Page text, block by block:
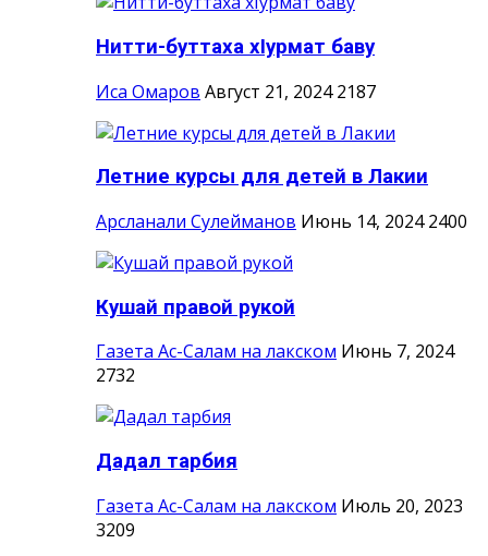
Нитти-буттаха хIурмат баву
Иса Омаров Август 21, 2024 2187
Летние курсы для детей в Лакии
Арсланали Сулейманов Июнь 14, 2024 2400
Кушай правой рукой
Газета Ас-Салам на лакском Июнь 7, 2024
2732
Дадал тарбия
Газета Ас-Салам на лакском Июль 20, 2023
3209